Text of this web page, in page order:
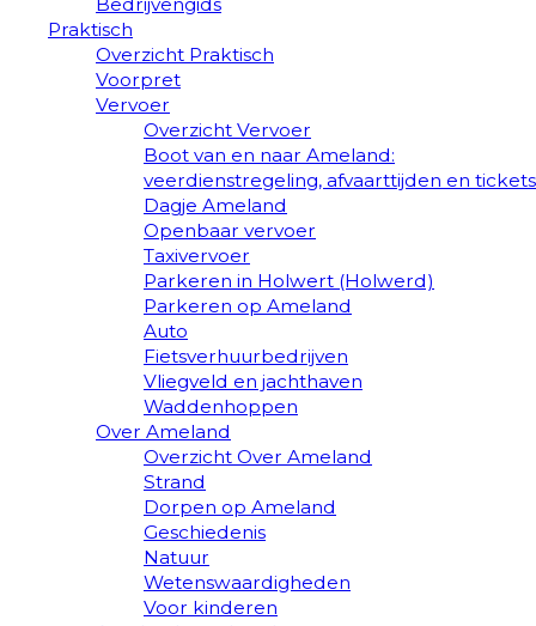
Praktisch
Overzicht Praktisch
Voorpret
Vervoer
Overzicht Vervoer
Boot van en naar Ameland:
veerdienstregeling, afvaarttijden en tickets
Dagje Ameland
Openbaar vervoer
Taxivervoer
Parkeren in Holwert (Holwerd)
Parkeren op Ameland
Auto
Fietsverhuurbedrijven
Vliegveld en jachthaven
Waddenhoppen
Over Ameland
Overzicht Over Ameland
Strand
Dorpen op Ameland
Geschiedenis
Natuur
Wetenswaardigheden
Voor kinderen